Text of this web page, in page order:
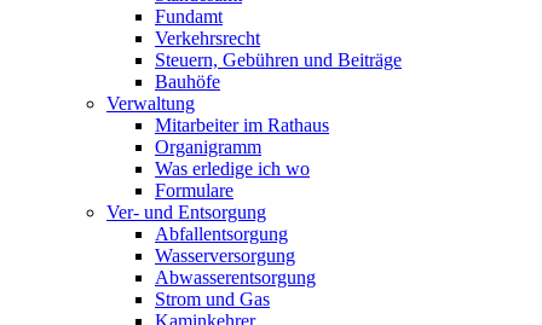
Fundamt
Verkehrsrecht
Steuern, Gebühren und Beiträge
Bauhöfe
Verwaltung
Mitarbeiter im Rathaus
Organigramm
Was erledige ich wo
Formulare
Ver- und Entsorgung
Abfallentsorgung
Wasserversorgung
Abwasserentsorgung
Strom und Gas
Kaminkehrer